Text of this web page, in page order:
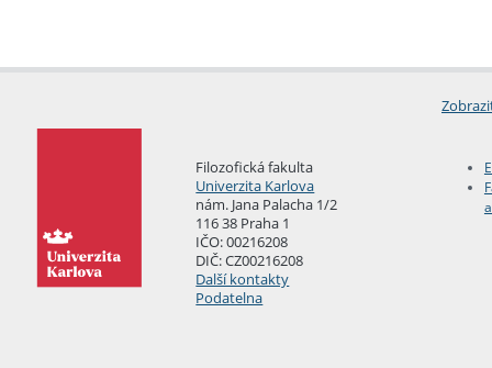
Filozofická fakulta
Univerzita Karlova
nám. Jana Palacha 1/2
116 38 Praha 1
IČO: 00216208
DIČ: CZ00216208
Další kontakty
Podatelna